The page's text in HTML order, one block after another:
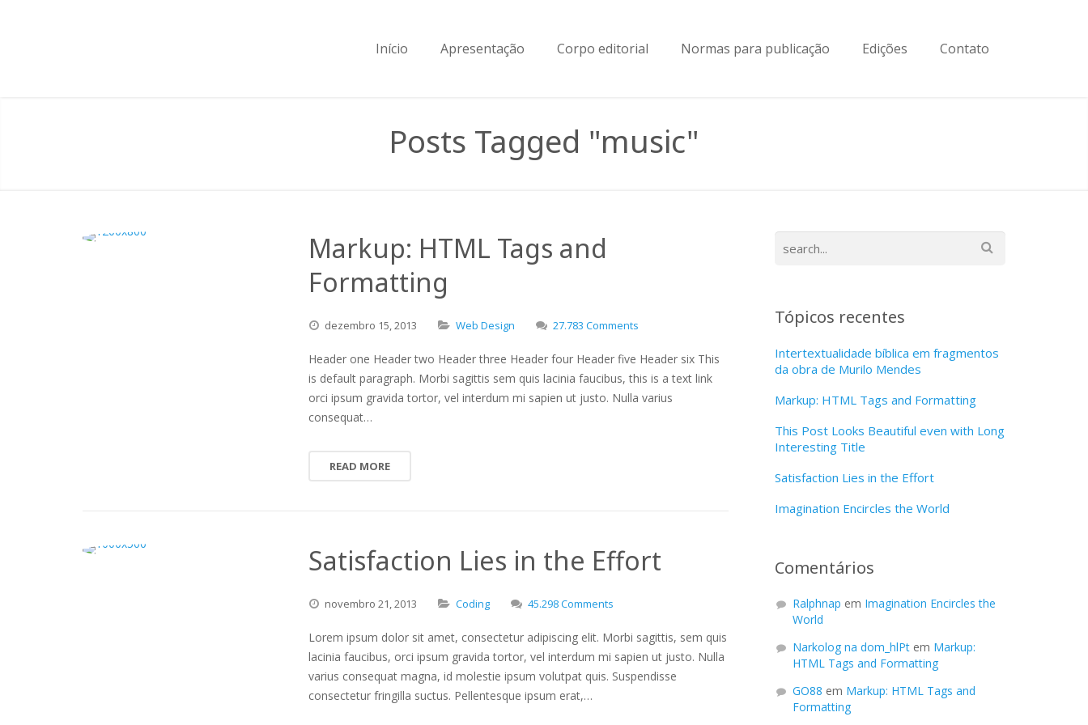
Início Apresentação Corpo editorial Normas para publicação Edições Contato
Posts Tagged "music"
Markup: HTML Tags and
Formatting
dezembro 15,2013 Web Design 27.783 Comments
Header one Header two Header three Header four Header five Header six This
is default paragraph. Morbi sagittis sem quis lacinia faucibus, this is a text link
orci ipsum gravida tortor, vel interdum mi sapien ut justo. Nulla varius
consequat…
READ MORE
Satisfaction Lies in the Effort
novembro 21,2013 Coding 45.298 Comments
Lorem ipsum dolor sit amet, consectetur adipiscing elit. Morbi sagittis, sem quis
lacinia faucibus, orci ipsum gravida tortor, vel interdum mi sapien ut justo. Nulla
varius consequat magna, id molestie ipsum volutpat quis. Suspendisse
consectetur fringilla suctus. Pellentesque ipsum erat,…
Tópicos recentes
Intertextualidade bíblica em fragmentos
da obra de Murilo Mendes
Markup: HTML Tags and Formatting
This Post Looks Beautiful even with Long
Interesting Title
Satisfaction Lies in the Effort
Imagination Encircles the World
Comentários
Ralphnap em Imagination Encircles the
World
Narkolog na dom_hlPt em Markup:
HTML Tags and Formatting
GO88 em Markup: HTML Tags and
Formatting